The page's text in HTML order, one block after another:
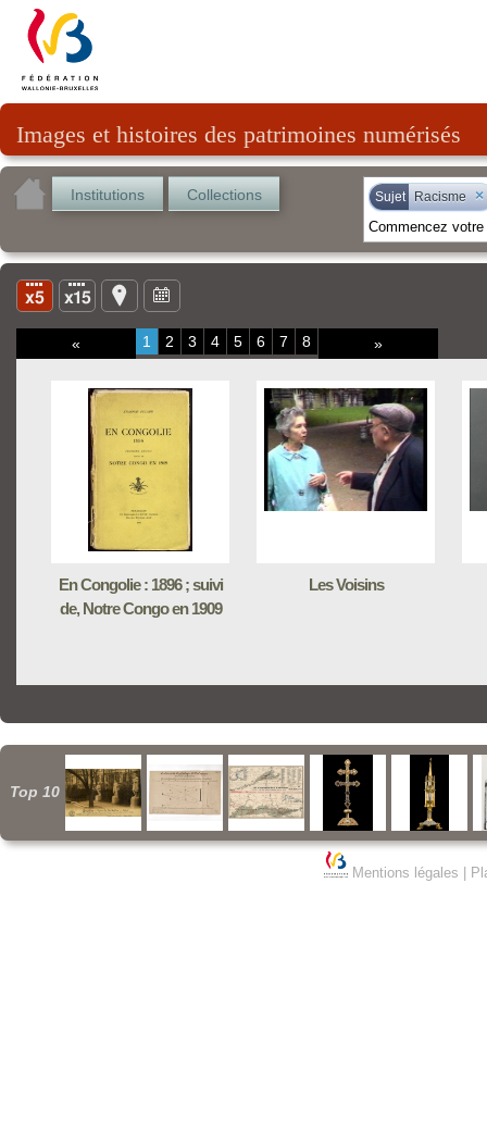
Images et histoires des patrimoines numérisés
Institutions Collections Sujet Racisme ×
« 1 2 3 4 5 6 7 8 »
En Congolie : 1896 ; suivi
de, Notre Congo en 1909
Les Voisins
Top 10
Mentions légales